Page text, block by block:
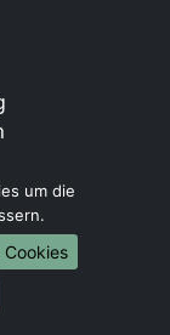
Main
um die